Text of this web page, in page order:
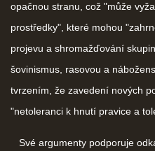
opačnou stranu, což "může
prostředky", které mohou
projevu a shromažďování
šovinismus, rasovou a
tvrzením, že zavedení nových
"netoleranci k hnutí pravice a
Své argumenty podporuje